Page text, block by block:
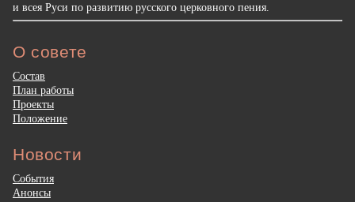
и всея Руси по развитию русского церковного пения.
О совете
Состав
План работы
Проекты
Положение
Новости
События
Анонсы